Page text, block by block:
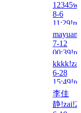
8-6
7-12
6-28
李佳
静